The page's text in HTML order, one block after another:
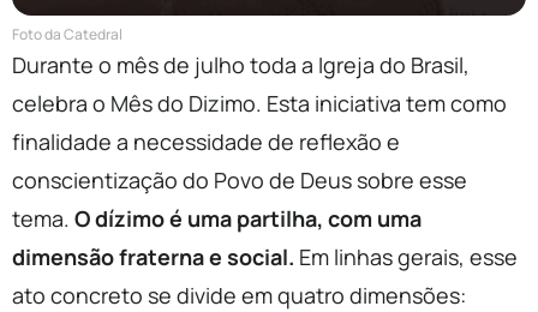
Foto da Catedral
Durante o mês de julho toda a Igreja do Brasil,
celebra o Mês do Dizimo. Esta iniciativa tem como
finalidade a necessidade de reflexão e
conscientização do Povo de Deus sobre esse
tema. O dízimo é uma partilha, com uma
dimensão fraterna e social. Em linhas gerais, esse
ato concreto se divide em quatro dimensões: